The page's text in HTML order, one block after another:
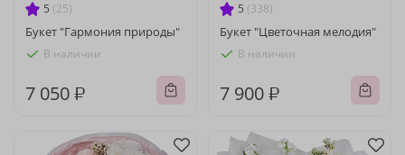
5 (25)
Букет "Гармония природы"
В наличии
7 050 ₽
5 (338)
Букет "Цветочная мелодия"
В наличии
7 900 ₽